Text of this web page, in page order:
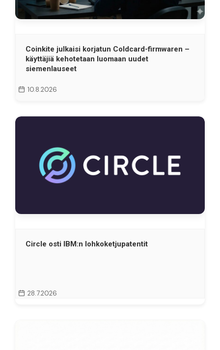
Coinkite julkaisi korjatun Coldcard-firmwaren –
käyttäjiä kehotetaan luomaan uudet
siemenlauseet
10.8.2026
Circle osti IBM:n lohkoketjupatentit
28.7.2026